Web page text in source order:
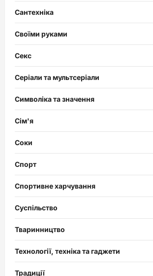
Сантехніка
Своїми руками
Секс
Серіали та мультсеріали
Символіка та значення
Сім'я
Соки
Спорт
Спортивне харчування
Суспільство
Тваринництво
Технології, техніка та гаджети
Традиції